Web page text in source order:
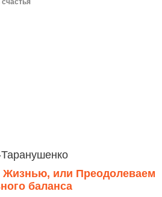
Жизнью, или Преодолеваем
баланса